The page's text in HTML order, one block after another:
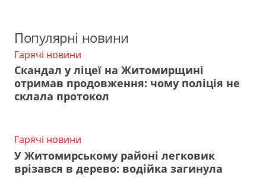
Популярні новини
Гарячі новини
Скандал у ліцеї на Житомирщині
отримав продовження: чому поліція не
склала протокол
Гарячі новини
У Житомирському районі легковик
врізався в дерево: водійка загинула